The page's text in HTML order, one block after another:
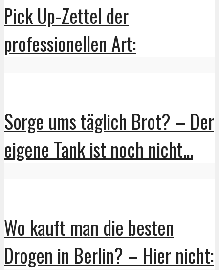
Pick Up-Zettel der
professionellen Art:
Sorge ums täglich Brot? – Der
eigene Tank ist noch nicht...
Wo kauft man die besten
Drogen in Berlin? – Hier nicht: